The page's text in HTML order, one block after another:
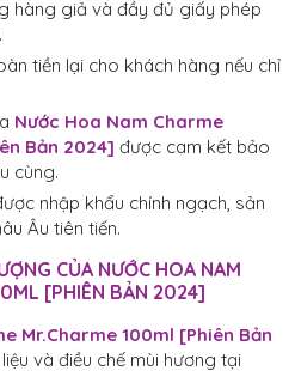
hàng giả và đầy đủ giấy phép
tiền lại cho khách hàng nếu chỉ
Nước Hoa Nam Charme
Bản 2024] được cam kết bảo
cùng.
nhập khẩu chính ngạch, sản
Âu tiên tiến.
CỦA NƯỚC HOA NAM
[PHIÊN BẢN 2024]
Mr.Charme 100ml [Phiên Bản
và điều chế mùi hương tại